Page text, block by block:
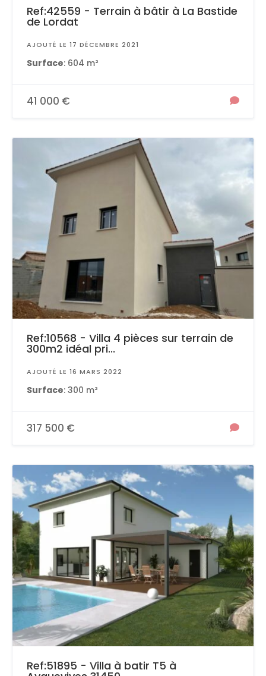
Ref:42559 - Terrain à bâtir à La Bastide
de Lordat
AJOUTÉ LE 17 DÉCEMBRE 2021
Surface: 604 m²
41 000 €
Ref:10568 - Villa 4 pièces sur terrain de
300m2 idéal pri...
AJOUTÉ LE 16 MARS 2022
Surface: 300 m²
317 500 €
Ref:51895 - Villa à batir T5 à